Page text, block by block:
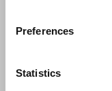
Preferences
Statisticsสิ่งแวดล้อม